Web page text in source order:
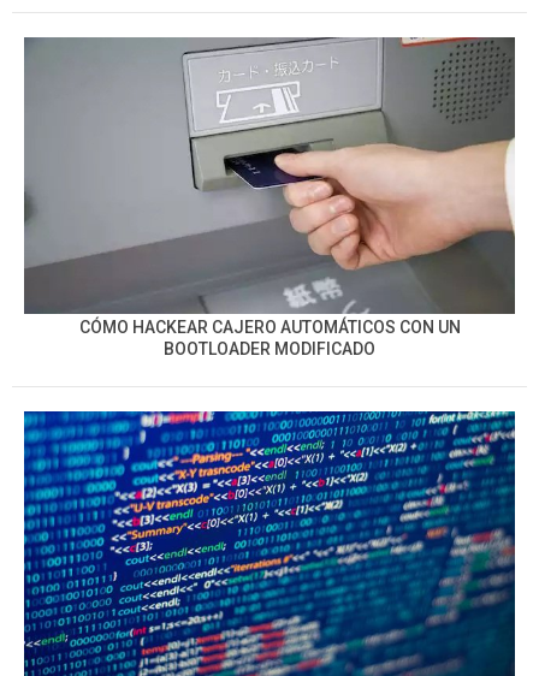
CÓMO HACKEAR CAJERO AUTOMÁTICOS CON UN
BOOTLOADER MODIFICADO